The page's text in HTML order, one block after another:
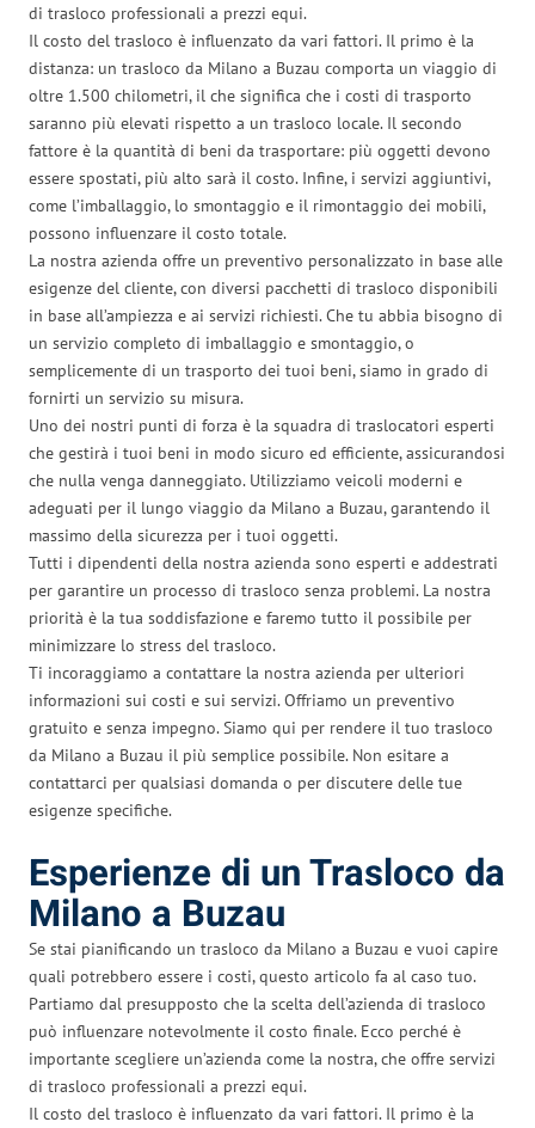
di trasloco professionali a prezzi equi.
Il costo del trasloco è influenzato da vari fattori. Il primo è la
distanza: un trasloco da Milano a Buzau comporta un viaggio di
oltre 1.500 chilometri, il che significa che i costi di trasporto
saranno più elevati rispetto a un trasloco locale. Il secondo
fattore è la quantità di beni da trasportare: più oggetti devono
essere spostati, più alto sarà il costo. Infine, i servizi aggiuntivi,
come l’imballaggio, lo smontaggio e il rimontaggio dei mobili,
possono influenzare il costo totale.
La nostra azienda offre un preventivo personalizzato in base alle
esigenze del cliente, con diversi pacchetti di trasloco disponibili
in base all’ampiezza e ai servizi richiesti. Che tu abbia bisogno di
un servizio completo di imballaggio e smontaggio, o
semplicemente di un trasporto dei tuoi beni, siamo in grado di
fornirti un servizio su misura.
Uno dei nostri punti di forza è la squadra di traslocatori esperti
che gestirà i tuoi beni in modo sicuro ed efficiente, assicurandosi
che nulla venga danneggiato. Utilizziamo veicoli moderni e
adeguati per il lungo viaggio da Milano a Buzau, garantendo il
massimo della sicurezza per i tuoi oggetti.
Tutti i dipendenti della nostra azienda sono esperti e addestrati
per garantire un processo di trasloco senza problemi. La nostra
priorità è la tua soddisfazione e faremo tutto il possibile per
minimizzare lo stress del trasloco.
Ti incoraggiamo a contattare la nostra azienda per ulteriori
informazioni sui costi e sui servizi. Offriamo un preventivo
gratuito e senza impegno. Siamo qui per rendere il tuo trasloco
da Milano a Buzau il più semplice possibile. Non esitare a
contattarci per qualsiasi domanda o per discutere delle tue
esigenze specifiche.
Esperienze di un Trasloco da
Milano a Buzau
Se stai pianificando un trasloco da Milano a Buzau e vuoi capire
quali potrebbero essere i costi, questo articolo fa al caso tuo.
Partiamo dal presupposto che la scelta dell’azienda di trasloco
può influenzare notevolmente il costo finale. Ecco perché è
importante scegliere un’azienda come la nostra, che offre servizi
di trasloco professionali a prezzi equi.
Il costo del trasloco è influenzato da vari fattori. Il primo è la